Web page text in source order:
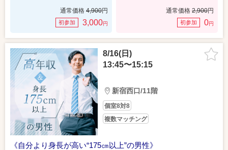
通常価格 4,900円
初参加 3,000円
通常価格 2,900円
初参加 0円
8/16(日)
13:45〜15:15
新宿西口/11階
個室8対8
複数マッチング
《自分より身長が高い“175㎝以上”の男性》